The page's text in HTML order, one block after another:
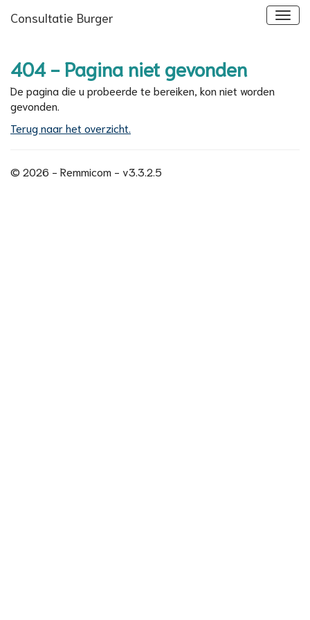
Consultatie Burger
404 - Pagina niet gevonden
De pagina die u probeerde te bereiken, kon niet worden
gevonden.
Terug naar het overzicht.
© 2026 - Remmicom - v3.3.2.5